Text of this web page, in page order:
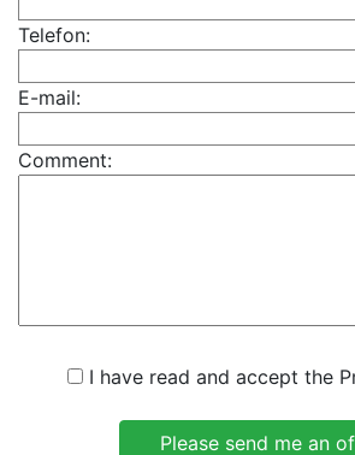
Telefon:
E-mail:
Comment:
I have read and accept the